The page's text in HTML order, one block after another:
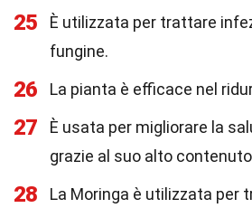
25
È utilizzata per trattare
fungine.
26 La pianta è efficace nel
27
È usata per migliorare la
grazie al suo alto
28
La Moringa è utilizzata per